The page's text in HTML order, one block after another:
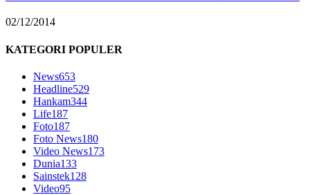
02/12/2014
KATEGORI POPULER
News653
Headline529
Hankam344
Life187
Foto187
Foto News180
Video News173
Dunia133
Sainstek128
Video95